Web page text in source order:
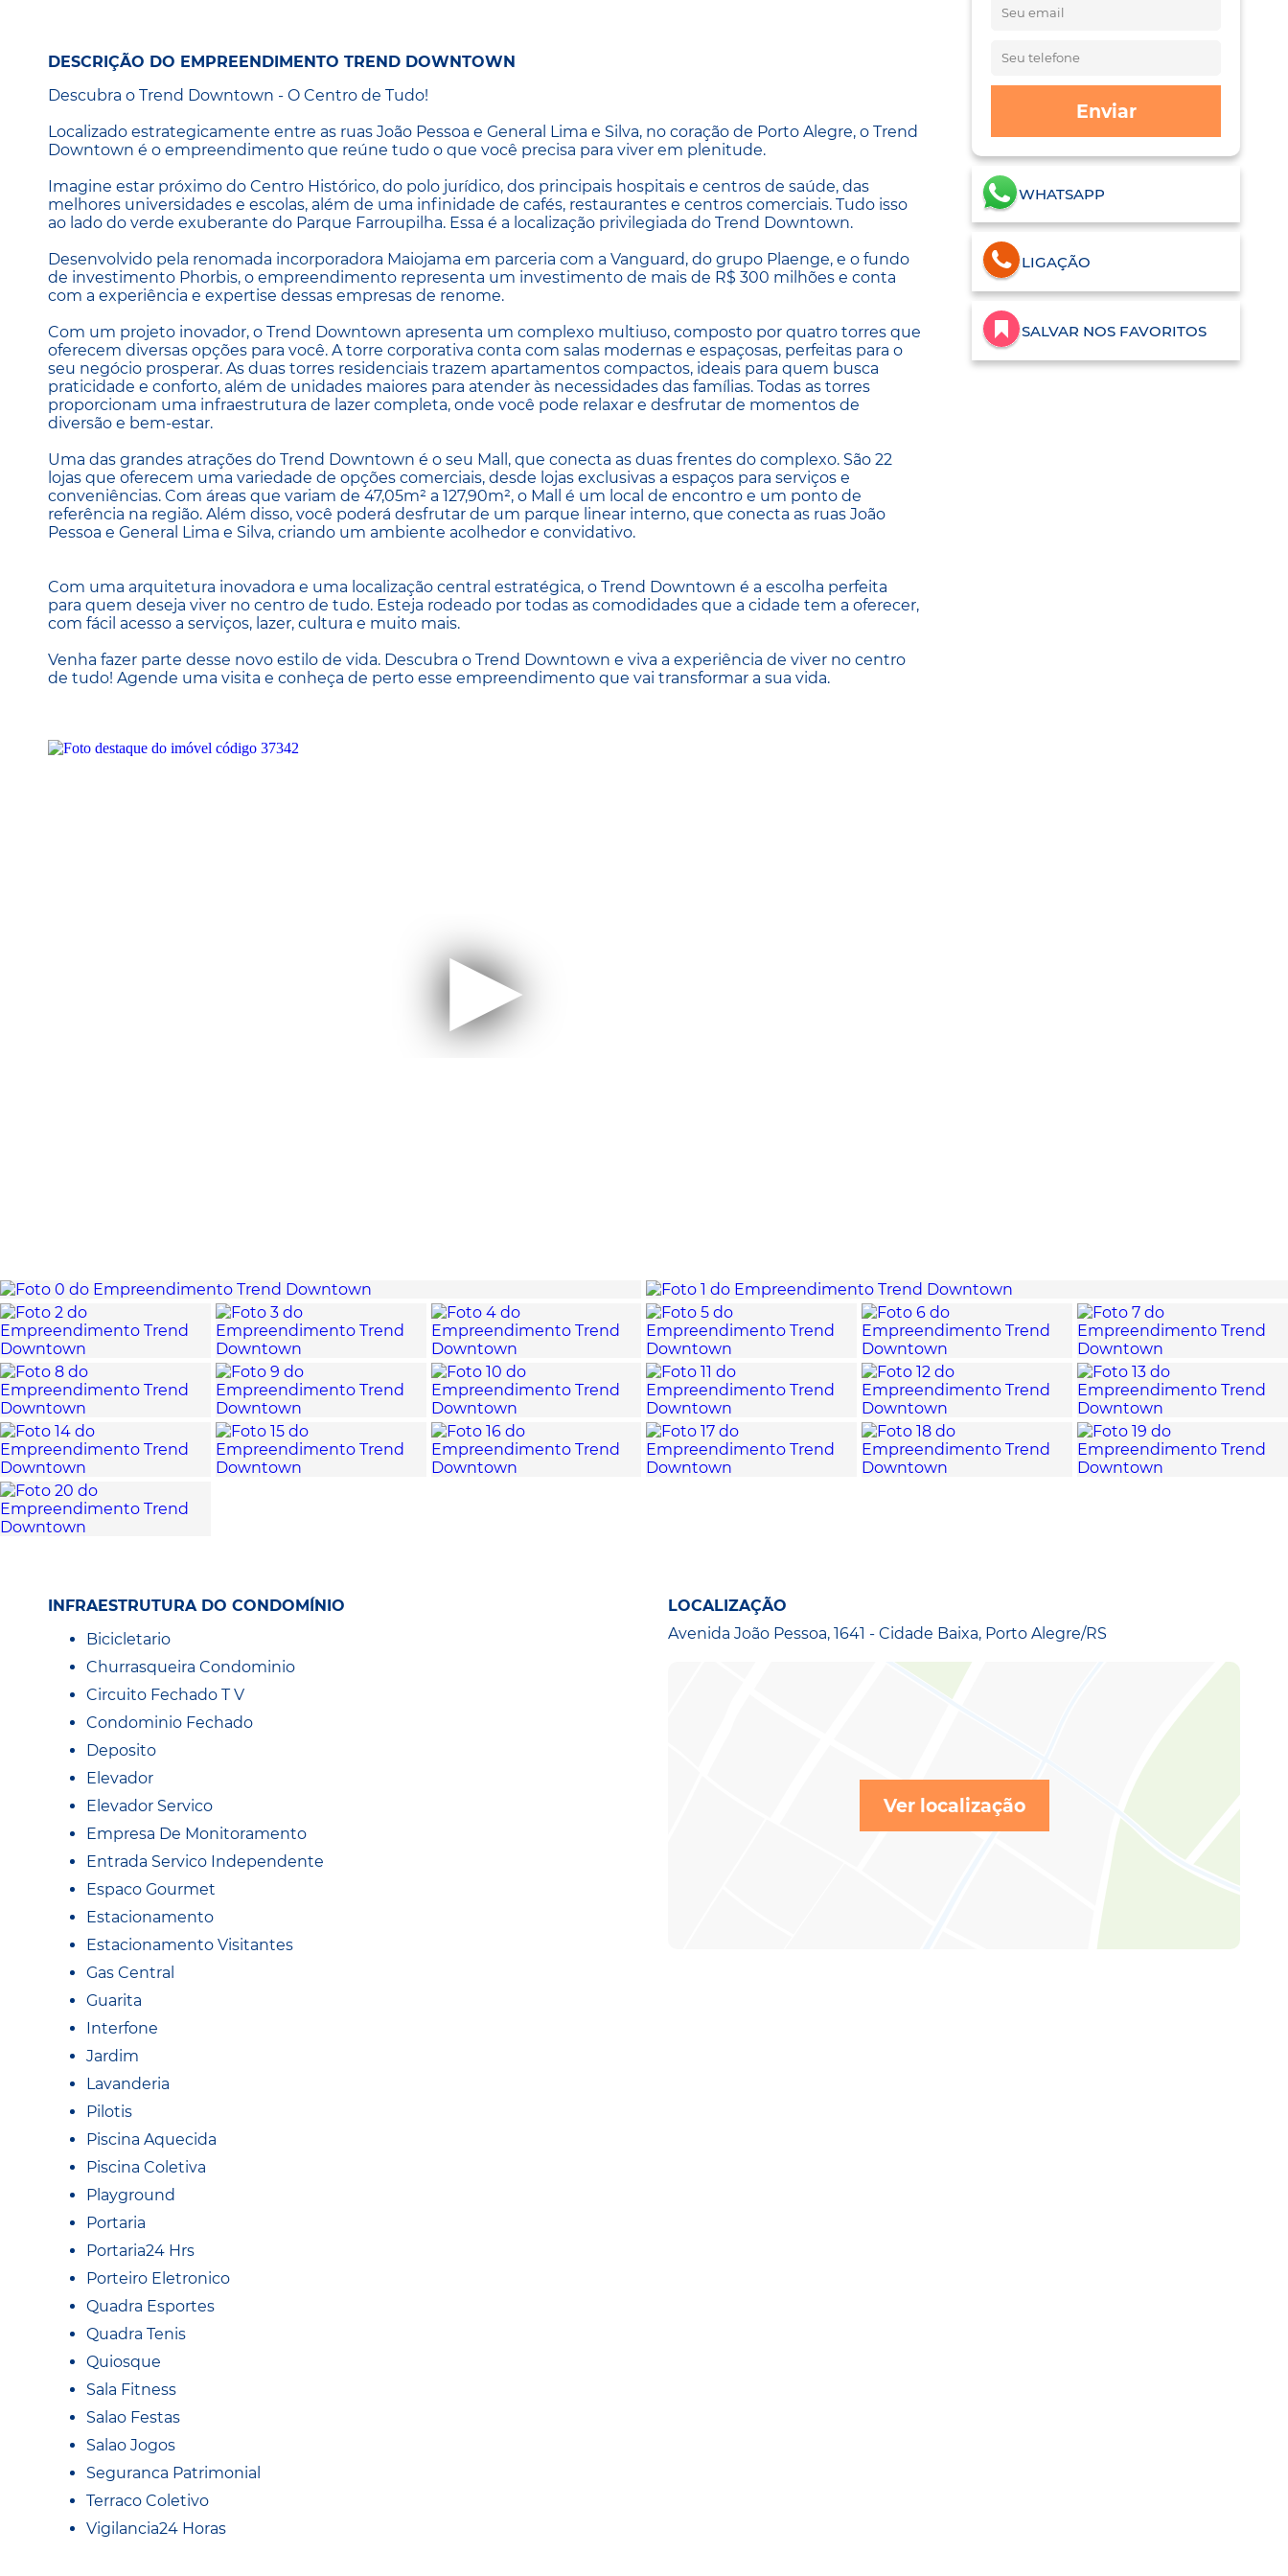
DESCRIÇÃO DO EMPREENDIMENTO TREND DOWNTOWN
Descubra o Trend Downtown - O Centro de Tudo!
Localizado estrategicamente entre as ruas João Pessoa e General Lima e Silva, no coração de Porto Alegre, o Trend
Downtown é o empreendimento que reúne tudo o que você precisa para viver em plenitude.
Imagine estar próximo do Centro Histórico, do polo jurídico, dos principais hospitais e centros de saúde, das
melhores universidades e escolas, além de uma infinidade de cafés, restaurantes e centros comerciais. Tudo isso
ao lado do verde exuberante do Parque Farroupilha. Essa é a localização privilegiada do Trend Downtown.
Desenvolvido pela renomada incorporadora Maiojama em parceria com a Vanguard, do grupo Plaenge, e o fundo
de investimento Phorbis, o empreendimento representa um investimento de mais de R$ 300 milhões e conta
com a experiência e expertise dessas empresas de renome.
Com um projeto inovador, o Trend Downtown apresenta um complexo multiuso, composto por quatro torres que
oferecem diversas opções para você. A torre corporativa conta com salas modernas e espaçosas, perfeitas para o
seu negócio prosperar. As duas torres residenciais trazem apartamentos compactos, ideais para quem busca
praticidade e conforto, além de unidades maiores para atender às necessidades das famílias. Todas as torres
proporcionam uma infraestrutura de lazer completa, onde você pode relaxar e desfrutar de momentos de
diversão e bem-estar.
Uma das grandes atrações do Trend Downtown é o seu Mall, que conecta as duas frentes do complexo. São 22
lojas que oferecem uma variedade de opções comerciais, desde lojas exclusivas a espaços para serviços e
conveniências. Com áreas que variam de 47,05m² a 127,90m², o Mall é um local de encontro e um ponto de
referência na região. Além disso, você poderá desfrutar de um parque linear interno, que conecta as ruas João
Pessoa e General Lima e Silva, criando um ambiente acolhedor e convidativo.
Com uma arquitetura inovadora e uma localização central estratégica, o Trend Downtown é a escolha perfeita
para quem deseja viver no centro de tudo. Esteja rodeado por todas as comodidades que a cidade tem a oferecer,
com fácil acesso a serviços, lazer, cultura e muito mais.
Venha fazer parte desse novo estilo de vida. Descubra o Trend Downtown e viva a experiência de viver no centro
de tudo! Agende uma visita e conheça de perto esse empreendimento que vai transformar a sua vida.
Enviar
WHATSAPP
LIGAÇÃO
SALVAR NOS FAVORITOS
INFRAESTRUTURA DO CONDOMÍNIO
Bicicletario
Churrasqueira Condominio
Circuito Fechado T V
Condominio Fechado
Deposito
Elevador
Elevador Servico
Empresa De Monitoramento
Entrada Servico Independente
Espaco Gourmet
Estacionamento
Estacionamento Visitantes
Gas Central
Guarita
Interfone
Jardim
Lavanderia
Pilotis
Piscina Aquecida
Piscina Coletiva
Playground
Portaria
Portaria24 Hrs
Porteiro Eletronico
Quadra Esportes
Quadra Tenis
Quiosque
Sala Fitness
Salao Festas
Salao Jogos
Seguranca Patrimonial
Terraco Coletivo
Vigilancia24 Horas
LOCALIZAÇÃO
Avenida João Pessoa, 1641 - Cidade Baixa, Porto Alegre/RS
Ver localização